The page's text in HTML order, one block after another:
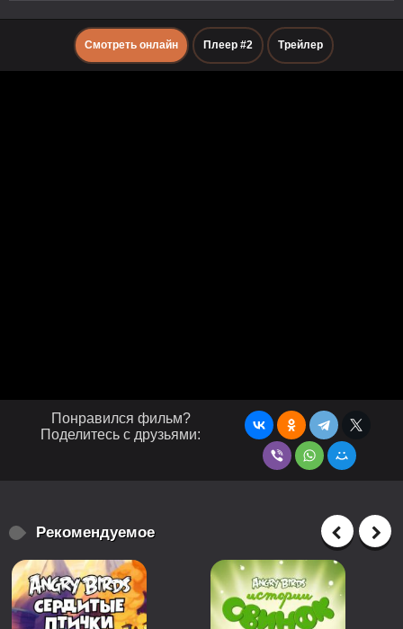
Смотреть онлайн Плеер #2 Трейлер
Понравился фильм?
Поделитесь с друзьями:
Рекомендуемое